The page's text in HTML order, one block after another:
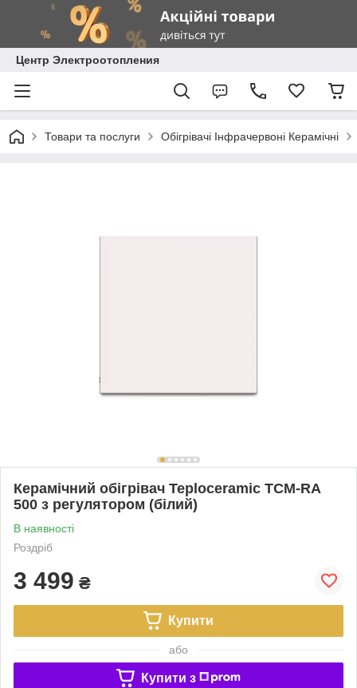
Центр Электроотопления
Товари та послуги Обігрівачі Інфрачервоні Керамічні
Керамічний обігрівач Teploceramic ТСМ-RA
500 з регулятором (білий)
В наявності
Роздріб
3 499 ₴
Купити
або
Купити з